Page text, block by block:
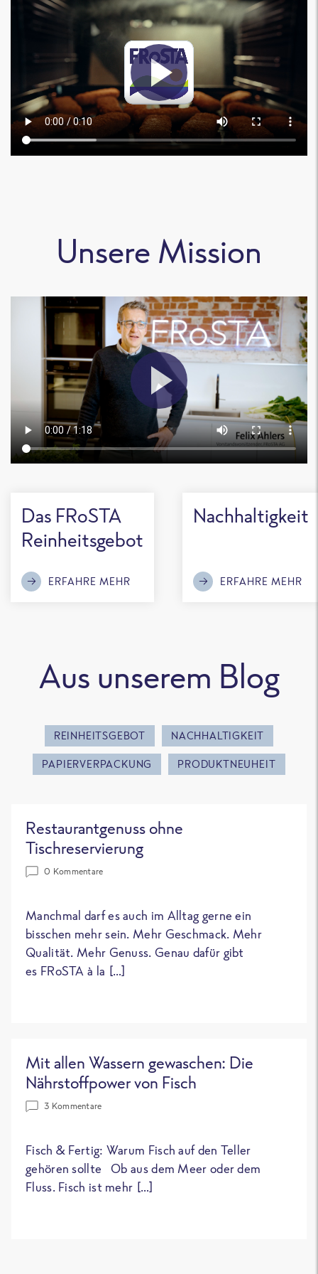
Unsere Mission
Das FRoSTA
Reinheitsgebot
ERFAHRE MEHR
Nachhaltigkeit
ERFAHRE MEHR
Aus unserem Blog
REINHEITSGEBOT NACHHALTIGKEIT
PAPIERVERPACKUNG PRODUKTNEUHEIT
Restaurantgenuss ohne
Tischreservierung
0 Kommentare
Manchmal darf es auch im Alltag gerne ein
bisschen mehr sein. Mehr Geschmack. Mehr
Qualität. Mehr Genuss. Genau dafür gibt
es FRoSTA à la […]
Mit allen Wassern gewaschen: Die
Nährstoffpower von Fisch
3 Kommentare
Fisch & Fertig: Warum Fisch auf den Teller
gehören sollte Ob aus dem Meer oder dem
Fluss. Fisch ist mehr […]